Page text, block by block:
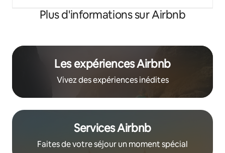
Plus d'informations sur Airbnb
Les expériences Airbnb
Vivez des expériences inédites
Services Airbnb
Faites de votre séjour un moment spécial